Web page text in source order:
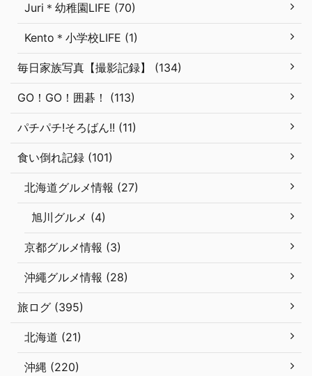
Juri＊幼稚園LIFE (70)
Kento＊小学校LIFE (1)
毎日家族写真【撮影記録】 (134)
GO！GO！囲碁！ (113)
パチパチ!そろばん!! (11)
食い倒れ記録 (101)
北海道グルメ情報 (27)
旭川グルメ (4)
京都グルメ情報 (3)
沖繩グルメ情報 (28)
旅ログ (395)
北海道 (21)
沖縄 (220)